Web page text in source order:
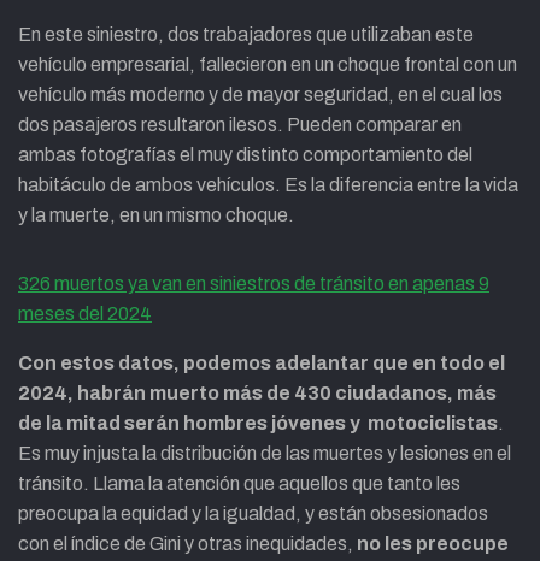
En este siniestro, dos trabajadores que utilizaban este
vehículo empresarial, fallecieron en un choque frontal con un
vehículo más moderno y de mayor seguridad, en el cual los
dos pasajeros resultaron ilesos. Pueden comparar en
ambas fotografías el muy distinto comportamiento del
habitáculo de ambos vehículos. Es la diferencia entre la vida
y la muerte, en un mismo choque.
326 muertos ya van en siniestros de tránsito en apenas 9
meses del 2024
Con estos datos, podemos adelantar que en todo el
2024, habrán muerto más de 430 ciudadanos, más
de la mitad serán hombres jóvenes y motociclistas.
Es muy injusta la distribución de las muertes y lesiones en el
tránsito. Llama la atención que aquellos que tanto les
preocupa la equidad y la igualdad, y están obsesionados
con el índice de Gini y otras inequidades, no les preocupe